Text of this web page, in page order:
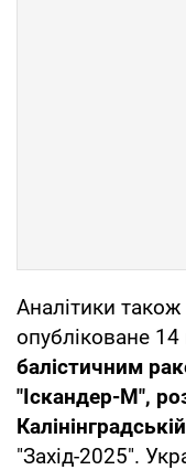
Аналітики
опубліковане 14
балістичним
"Іскандер-М",
"Захід-2025".